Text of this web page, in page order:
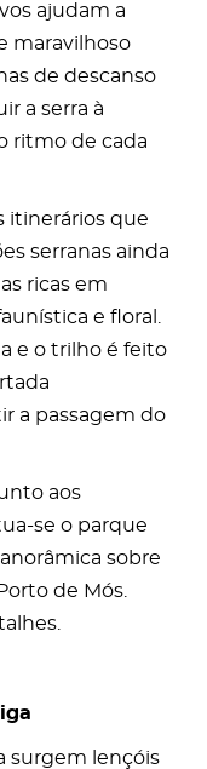
ajudam a
maravilhoso
de descanso
a serra à
ritmo de cada
itinerários que
serranas ainda
ricas em
e floral.
e o trilho é feito
a passagem do
aos
se o parque
sobre
de Mós.
surgem lençóis